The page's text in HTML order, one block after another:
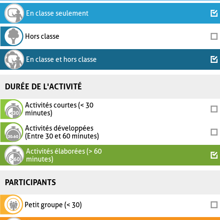
En classe seulement
Hors classe
En classe et hors classe
DURÉE DE L'ACTIVITÉ
Activités courtes (< 30
minutes)
Activités développées
(Entre 30 et 60 minutes)
Activités élaborées (> 60
minutes)
PARTICIPANTS
Petit groupe (< 30)